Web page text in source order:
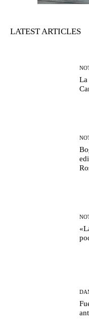
LATEST ARTICLES
La